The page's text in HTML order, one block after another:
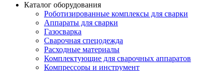
Каталог оборудования
Роботизированные комплексы для сварки
Аппараты для сварки
Газосварка
Сварочная спецодежда
Расходные материалы
Комплектующие для сварочных аппаратов
Компрессоры и инструмент